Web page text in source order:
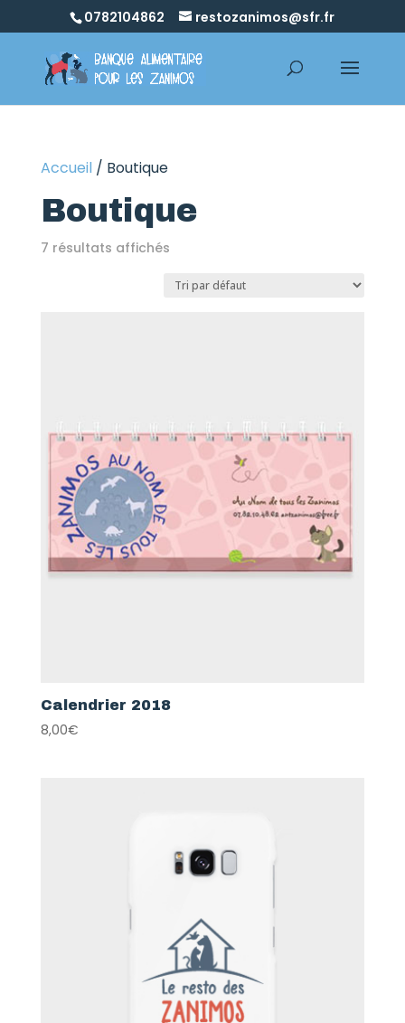
0782104862 restozanimos@sfr.fr
Accueil/ Boutique
Boutique
7 résultats affichés
Calendrier 2018
8,00€